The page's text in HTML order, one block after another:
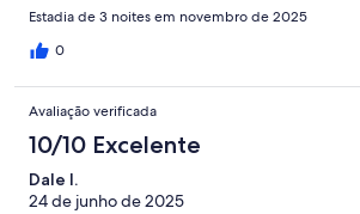
Estadia de 3 noites em novembro de 2025
0
Avaliação verificada
10/10 Excelente
Dale I.
24 de junho de 2025